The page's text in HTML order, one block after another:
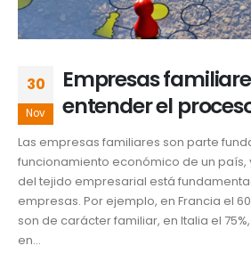
30
Nov
Empresas
entender el
Las empresas familiares son parte
funcionamiento económico de un país,
del tejido empresarial está
empresas. Por ejemplo, en Francia el
son de carácter familiar, en Italia el
en...